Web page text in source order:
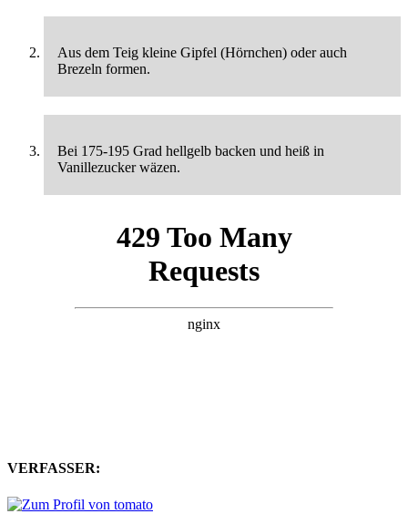
Aus dem Teig kleine Gipfel (Hörnchen) oder auch
Brezeln formen.
Bei 175-195 Grad hellgelb backen und heiß in
Vanillezucker wäzen.
VERFASSER: